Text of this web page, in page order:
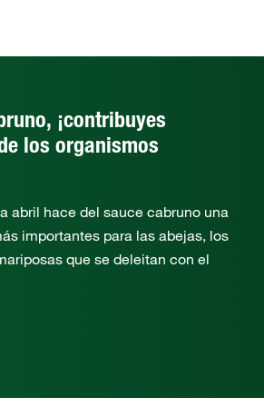
¡contribuyes
los organismos
abril hace del sauce cabruno una
importantes para las abejas, los
que se deleitan con el